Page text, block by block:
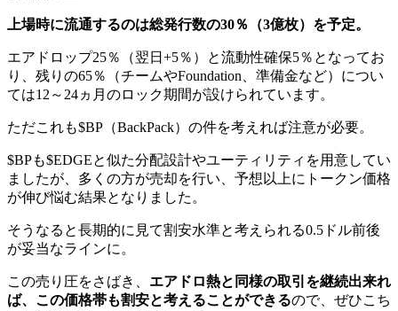
上場時に流通するのは総発行数の30％（3億枚）を予定。
エアドロップ25％（翌日+5％）と流動性確保5％となってお
り、残りの65％（チームやFoundation、準備金など）につい
ては12～24ヵ月のロック期間が設けられています。
ただこれも$BP（BackPack）の件を考えれば注意が必要。
$BPも$EDGEと似た分配設計やユーティリティを用意してい
ましたが、多くの方が売却を行い、予想以上にトークン価格
が伸び悩む結果となりました。
そうなると長期的に見て割安水準と考えられる0.5ドル前後
が妥当なラインに。
この売り圧をさばき、 エアドロ熱と同様の取引を継続出来れ
ば、この価格帯も割安と考えることができるので、ぜひこち